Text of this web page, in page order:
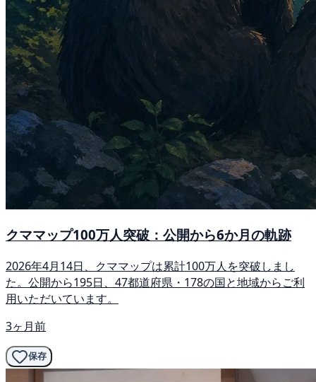
クママップ100万人突破：公開から6か月の軌跡
2026年4月14日、クママップは累計100万人を突破しまし
た。公開から195日、47都道府県・178の国と地域からご利
用いただいています。
3ヶ月前
保存